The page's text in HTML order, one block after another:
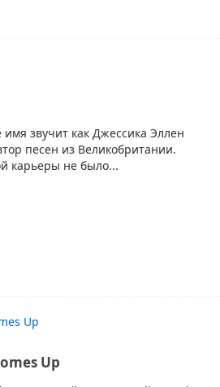
имя звучит как Джессика Эллен
песен из Великобритании.
карьеры не было...
Up